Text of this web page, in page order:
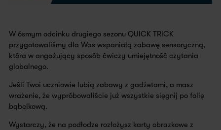
W ósmym odcinku drugiego sezonu QUICK TRICK
przygotowaliśmy dla Was wspaniałą zabawę sensoryczną,
która w angażujący sposób ćwiczy umiejętność czytania
globalnego.
Jeśli Twoi uczniowie lubią zabawy z gadżetami, a masz
wrażenie, że wypróbowaliście już wszystkie sięgnij po folię
bąbelkową.
Wystarczy, że na podłodze rozłożysz karty obrazkowe z